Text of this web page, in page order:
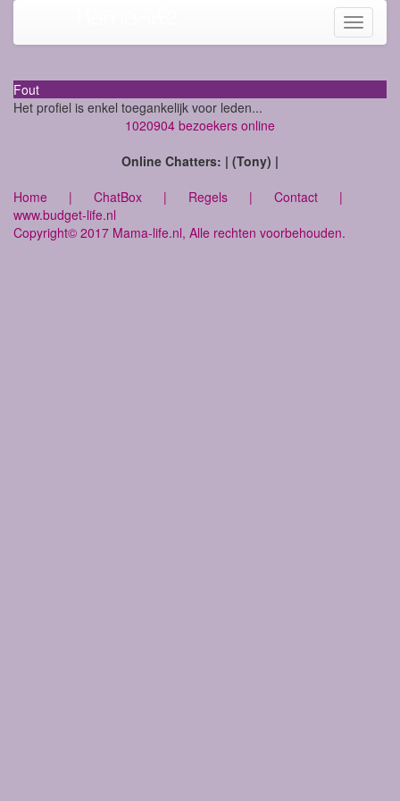
Toggle
Fout
Het profiel is enkel toegankelijk voor leden...
1020904 bezoekers online
Online Chatters: | (Tony) |
Home | ChatBox | Regels | Contact |
www.budget-life.nl
Copyright© 2017 Mama-life.nl, Alle rechten voorbehouden.